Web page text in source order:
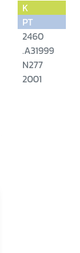
K
PT
2460
.A31999
N277
2001